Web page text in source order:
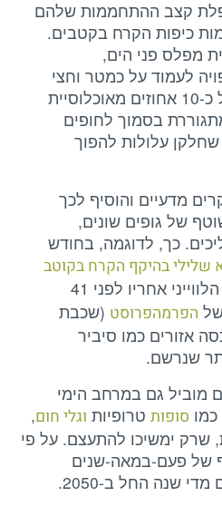
קצב ההתחממות שלהם
והצטמצמות כיפות הקרח בקטבים.
מפלס פני הים,
לעמוד על כמטר וחצי
בסוף המאה, ומאיימת על כ-10 אחוזים מאוכלוסיית
המתגוררת בסמוך לחופים
שחלקן עלולות להפוך
כ-7,000 מחקרים מדעיים והוסיף לכך
של גופים שונים,
כך, לדוגמה, בחודש
שלילי בהיקף הקרח בקוטב
מאז החל המעקב הלווייני אחריו לפני 41
הפרמהפרוסט (שכבת
אזורים כמו סיביר
שנרשם.
מוביל גם במרחב הימי
כמו סופותטרופיות וגלי חום,
שרק ימשיכו להתעצם. על פי
של פעם-במאה-שנים
שנה החל ב-2050.